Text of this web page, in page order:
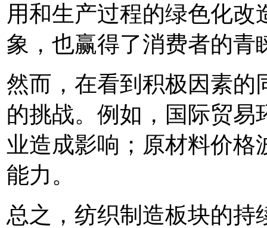
用和生产过程的绿色化
象，也赢得了消费者的青
然而，在看到积极因素的
的挑战。例如，国际贸易
业造成影响；原材料价格
能力。
总之，纺织制造板块的持